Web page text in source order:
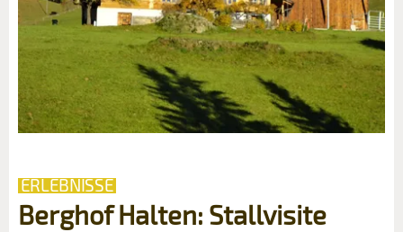
ERLEBNISSE
Berghof Halten: Stallvisite